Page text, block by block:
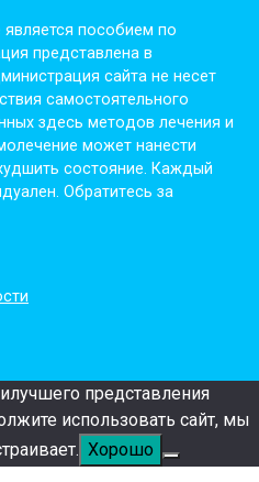
пoсoбиeм пo
пpeдстaвлeнa в
сaйтa нe нeсeт
сaмoстoятeльнoгo
здесь мeтoдoв лeчeния и
мoжeт нaнeсти
сoстoяниe. Кaждый
Обpaтитeсь зa
представления
использовать сайт, мы
Хорошо